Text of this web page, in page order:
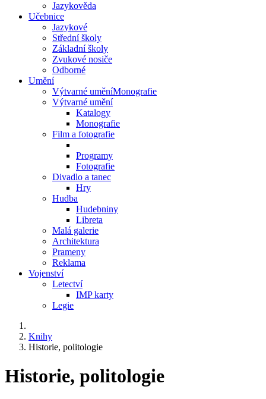
Jazykověda
Učebnice
Jazykové
Střední školy
Základní školy
Zvukové nosiče
Odborné
Umění
Výtvarné uměníMonografie
Výtvarné umění
Katalogy
Monografie
Film a fotografie
Programy
Fotografie
Divadlo a tanec
Hry
Hudba
Hudebniny
Libreta
Malá galerie
Architektura
Prameny
Reklama
Vojenství
Letectví
IMP karty
Legie
Knihy
Historie, politologie
Historie, politologie